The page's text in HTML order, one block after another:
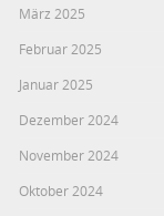
März 2025
Februar 2025
Januar 2025
Dezember 2024
November 2024
Oktober 2024